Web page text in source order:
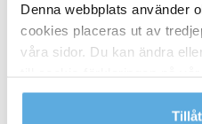
Denna webbplats använder
cookies placeras ut av
våra sidor. Du kan ändra
Läs mer i vår
ANDRA